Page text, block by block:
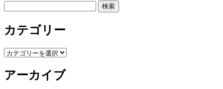
カテゴリー
カ
ゴ
アーカイブ